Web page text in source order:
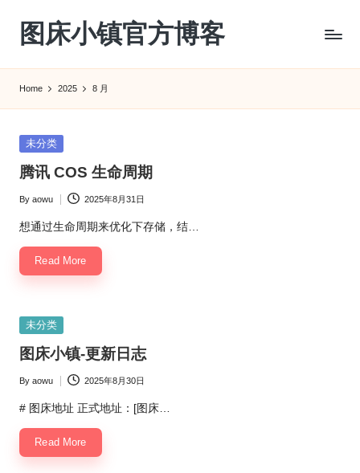
content
图床小镇官方博客
Home 2025 8 月
Posted
未分类
腾讯 COS 生命周期
Posted
by
By aowu 2025年8月31日
想通过生命周期来优化下存储，结…
Read More
Posted
未分类
图床小镇-更新日志
Posted
by
By aowu 2025年8月30日
# 图床地址 正式地址：[图床…
Read More